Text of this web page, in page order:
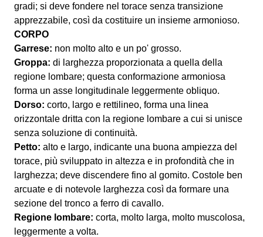
gradi; si deve fondere nel torace senza transizione
apprezzabile, così da costituire un insieme armonioso.
CORPO
Garrese: non molto alto e un po' grosso.
Groppa: di larghezza proporzionata a quella della
regione lombare; questa conformazione armoniosa
forma un asse longitudinale leggermente obliquo.
Dorso: corto, largo e rettilineo, forma una linea
orizzontale dritta con la regione lombare a cui si unisce
senza soluzione di continuità.
Petto: alto e largo, indicante una buona ampiezza del
torace, più sviluppato in altezza e in profondità che in
larghezza; deve discendere fino al gomito. Costole ben
arcuate e di notevole larghezza così da formare una
sezione del tronco a ferro di cavallo.
Regione lombare: corta, molto larga, molto muscolosa,
leggermente a volta.